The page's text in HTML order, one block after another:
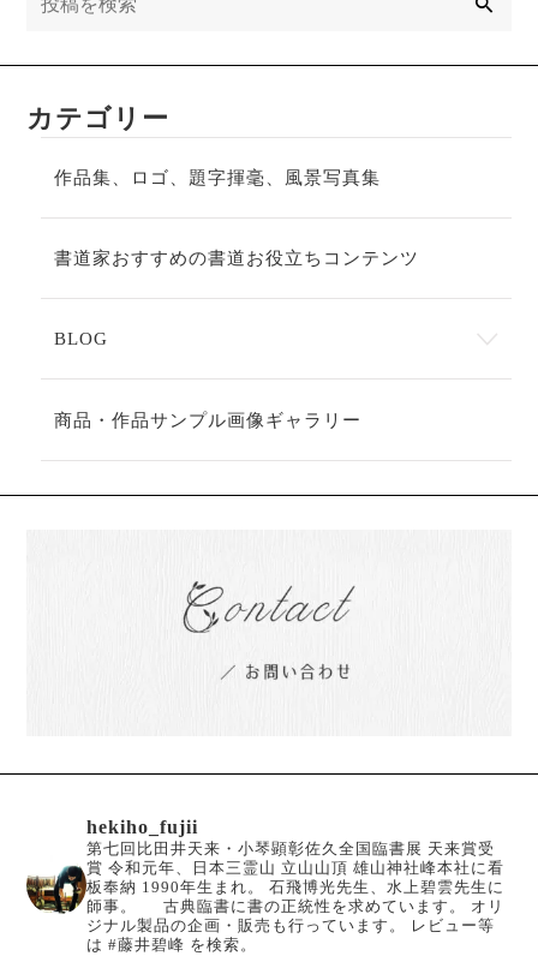
カテゴリー
作品集、ロゴ、題字揮毫、風景写真集
書道家おすすめの書道お役立ちコンテンツ
BLOG
商品・作品サンプル画像ギャラリー
hekiho_fujii
第七回比田井天来・小琴顕彰佐久全国臨書展 天来賞受
賞 令和元年、日本三霊山 立山山頂 雄山神社峰本社に看
板奉納 1990年生まれ。
石飛博光先生、水上碧雲先生に
師事。
古典臨書に書の正統性を求めています。
オリ
ジナル製品の企画・販売も行っています。
レビュー等
は #藤井碧峰 を検索。